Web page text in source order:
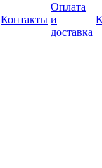
Контакты
Оплата
и
доставка